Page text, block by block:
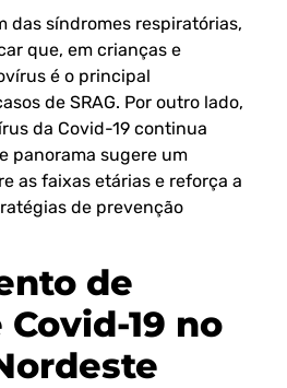
das síndromes respiratórias,
que, em crianças e
é o principal
de SRAG. Por outro lado,
da Covid-19 continua
panorama sugere um
as faixas etárias e reforça a
de prevenção
de
19 no